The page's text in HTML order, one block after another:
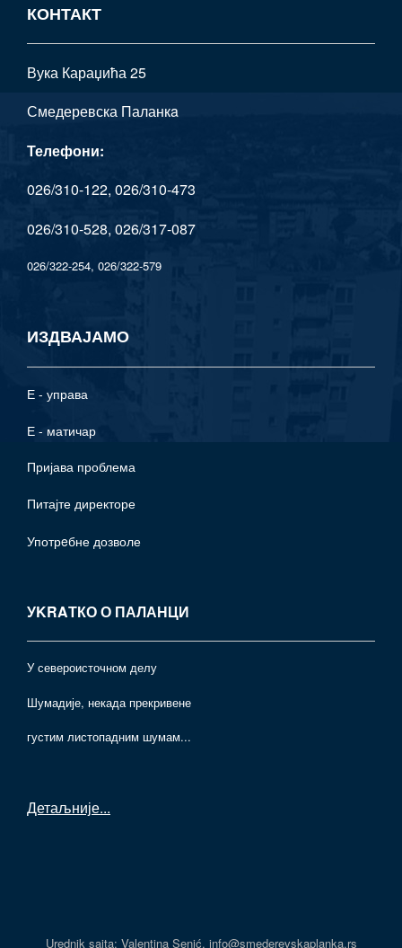
КОНТАКТ
Вука Караџића 25
Смедеревска Паланкa
Телефони:
026/310-122, 026/310-473
026/310-528, 026/317-087
026/322-254, 026/322-579
ИЗДВАЈАМО
Е - управа
Е - матичар
Пријава проблема
Питајте директоре
Употрeбне дозволе
УKRAТКО О ПАЛАНЦИ
У североисточном делу
Шумадије, некада прекривене
густим листопадним шумам...
Детаљније...
Urednik sajta: Valentina Senić, info@smederevskaplanka.rs